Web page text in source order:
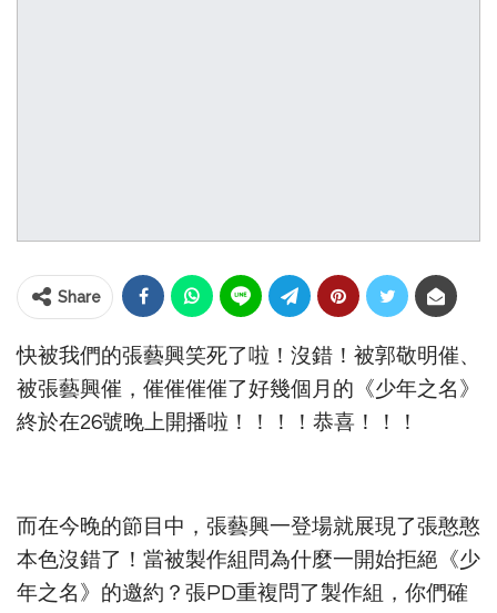
Share
快被我們的張藝興笑死了啦！沒錯！被郭敬明催、
被張藝興催，催催催催了好幾個月的《少年之名》
終於在26號晚上開播啦！！！！恭喜！！！
而在今晚的節目中，張藝興一登場就展現了張憨憨
本色沒錯了！當被製作組問為什麼一開始拒絕《少
年之名》的邀約？張PD重複問了製作組，你們確